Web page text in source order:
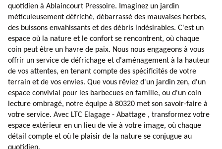
quotidien à Ablaincourt Pressoire. Imaginez un jardin
méticuleusement défriché, débarrassé des mauvaises herbes,
des buissons envahissants et des débris indésirables. C'est un
espace où la nature et le confort se rencontrent, où chaque
coin peut être un havre de paix. Nous nous engageons à vous
offrir un service de défrichage et d'aménagement à la hauteur
de vos attentes, en tenant compte des spécificités de votre
terrain et de vos envies. Que vous rêviez d'un jardin zen, d'un
espace convivial pour les barbecues en famille, ou d'un coin
lecture ombragé, notre équipe à 80320 met son savoir-faire à
votre service. Avec LTC Elagage - Abattage , transformez votre
espace extérieur en un lieu de vie à votre image, où chaque
détail compte et où le plaisir de la nature se conjugue au
quotidien.